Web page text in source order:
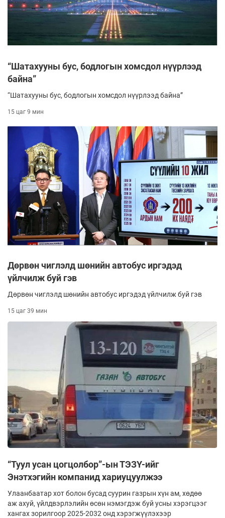
“Шатахууны бус, бодлогын хомсдол нүүрлээд
байна”
“Шатахууны бус, бодлогын хомсдол нүүрлээд байна”
15 цаг 9 мин
Дөрвөн чиглэлд шөнийн автобус иргэдэд
үйлчилж буй гэв
Дөрвөн чиглэлд шөнийн автобус иргэдэд үйлчилж буй гэв
15 цаг 39 мин
“Туул усан цогцолбор”-ын ТЭЗҮ-ийг
Энэтхэгийн компанид хариуцуулжээ
Улаанбаатар хот болон бусад суурин газрын хүн ам, хөдөө
аж ахуй, үйлдвэрлэлийн өсөн нэмэгдэж буй усны хэрэгцээг
хангах зорилгоор 2025-2032 онд хэрэгжүүлэхээр